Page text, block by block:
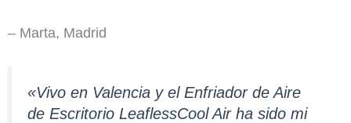
– Marta, Madrid
«Vivo en Valencia y el Enfriador de Aire
de Escritorio LeaflessCool Air ha sido mi